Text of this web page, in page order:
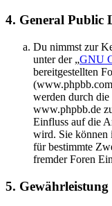
4. General Public
Du nimmst zur
unter der „GNU
bereitgestellten
werden durch
www.phpbb.de
Einfluss auf die
wird. Sie können
für bestimmte
fremder Foren
5. Gewährleistung